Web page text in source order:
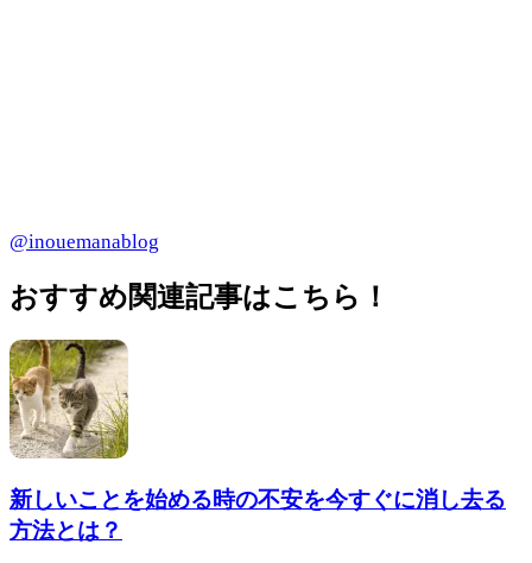
@inouemanablog
おすすめ関連記事はこちら！
新しいことを始める時の不安を今すぐに消し去る
方法とは？